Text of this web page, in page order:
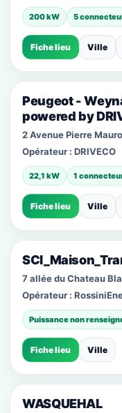
200 kW 5
Fiche lieu Ville
Peugeot -
powered by
2 Avenue Pierre
Opérateur : DRIVECO
22,1 kW 1
Fiche lieu Ville
7 allée du Chateau
Opérateur :
Puissance non
Fiche lieu Ville
WASQUEHAL